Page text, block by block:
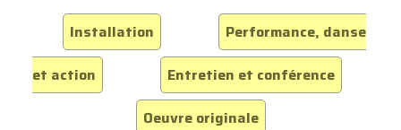
Installation
Performance, danse
et action
Entretien et conférence
Oeuvre originale